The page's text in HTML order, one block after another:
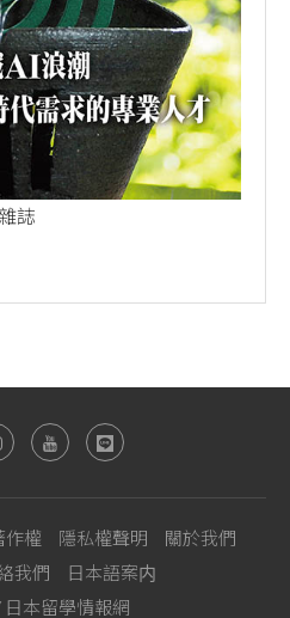
誌
作權 隱私權聲明
關於我們
我們
日本語案内
本留學情報網